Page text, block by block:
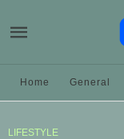
Home General
LIFESTYLE